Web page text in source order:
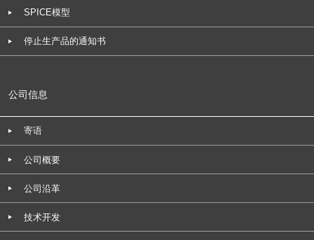
SPICE模型
停止生产品的通知书
公司信息
寄语
公司概要
公司沿革
技术开发